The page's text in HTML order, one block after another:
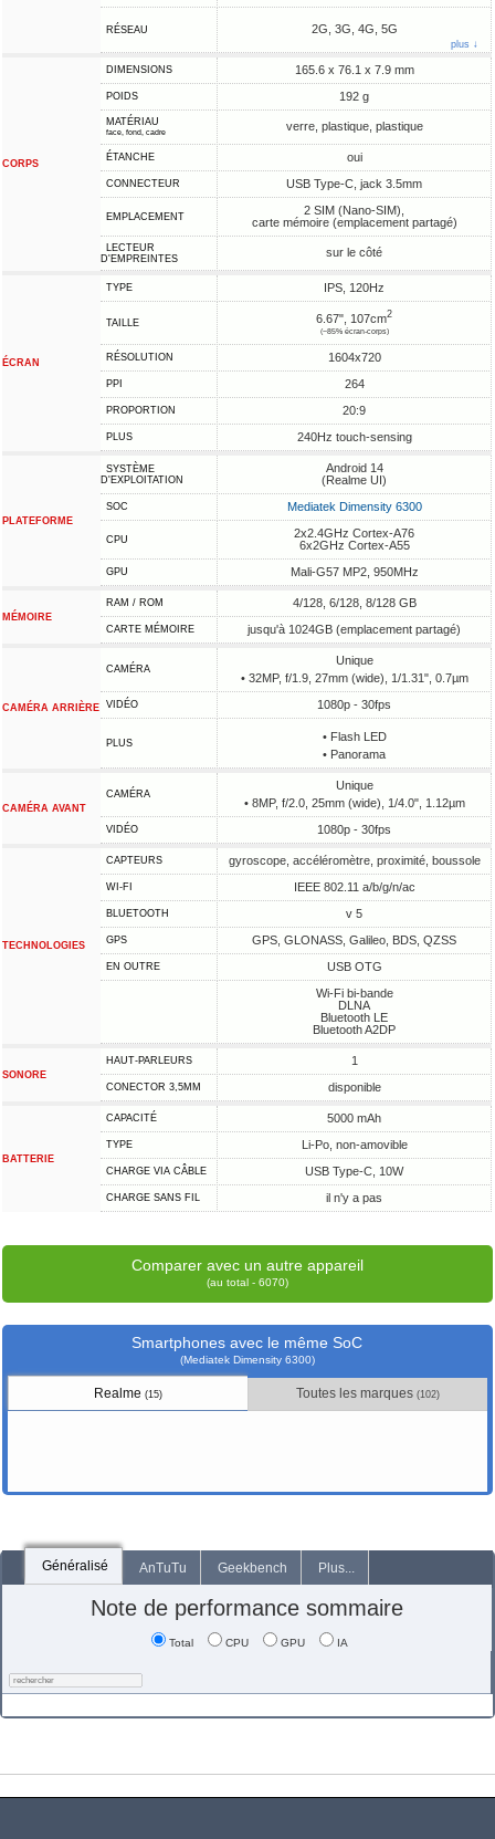
RÉSEAU 2G, 3G, 4G, 5G
plus ↓
CORPS
DIMENSIONS 165.6 x 76.1 x 7.9 mm
POIDS 192 g
MATÉRIAU
face, fond, cadre verre, plastique, plastique
ÉTANCHE oui
CONNECTEUR USB Type-C, jack 3.5mm
EMPLACEMENT
2 SIM (Nano-SIM),
carte mémoire (emplacement partagé)
LECTEUR
D'EMPREINTES
sur le côté
ÉCRAN
TYPE IPS, 120Hz
TAILLE 6.67", 107cm2
(~85% écran-corps)
RÉSOLUTION 1604x720
PPI 264
PROPORTION 20:9
PLUS 240Hz touch-sensing
PLATEFORME
SYSTÈME
D'EXPLOITATION
Android 14
(Realme UI)
SOC Mediatek Dimensity 6300
CPU
2x2.4GHz Cortex-A76
6x2GHz Cortex-A55
GPU Mali-G57 MP2, 950MHz
MÉMOIRE
RAM / ROM 4/128, 6/128, 8/128 GB
CARTE MÉMOIRE jusqu'à 1024GB (emplacement partagé)
CAMÉRA ARRIÈRE
CAMÉRA
Unique
• 32MP, f/1.9, 27mm (wide), 1/1.31", 0.7µm
VIDÉO 1080p - 30fps
PLUS
• Flash LED
• Panorama
CAMÉRA AVANT
CAMÉRA
Unique
• 8MP, f/2.0, 25mm (wide), 1/4.0", 1.12µm
VIDÉO 1080p - 30fps
TECHNOLOGIES
CAPTEURS gyroscope, accéléromètre, proximité, boussole
WI-FI IEEE 802.11 a/b/g/n/ac
BLUETOOTH v 5
GPS GPS, GLONASS, Galileo, BDS, QZSS
EN OUTRE
USB OTG
Wi-Fi bi-bande
DLNA
Bluetooth LE
Bluetooth A2DP
SONORE
HAUT-PARLEURS 1
CONECTOR 3,5MM disponible
BATTERIE
CAPACITÉ 5000 mAh
TYPE Li-Po, non-amovible
CHARGE VIA CÂBLE USB Type-C, 10W
CHARGE SANS FIL il n'y a pas
Comparer avec un autre appareil
(au total - 6070)
Smartphones avec le même SoC
(Mediatek Dimensity 6300)
Realme (15) Toutes les marques (102)
Généralisé AnTuTu Geekbench Plus...
Note de performance sommaire
Total CPU GPU IA